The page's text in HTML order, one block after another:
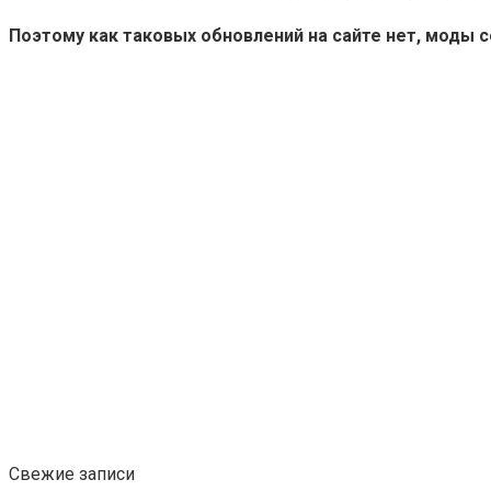
Поэтому как таковых обновлений на сайте нет, моды
Свежие записи